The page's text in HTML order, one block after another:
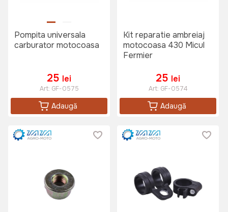
Pompita universala
carburator motocoasa
25 lei
Art: GF-0575
Adaugă
Kit reparatie ambreiaj
motocoasa 430 Micul
Fermier
25 lei
Art: GF-0574
Adaugă